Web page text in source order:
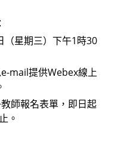
（星期三）下午1時30
mail提供Webex線上
師報名表單，即日起
。